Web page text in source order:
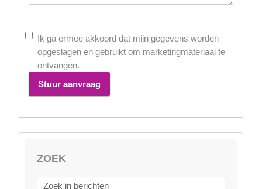
Ik ga ermee akkoord dat mijn gegevens worden
opgeslagen en gebruikt om marketingmateriaal te
ontvangen.
Stuur aanvraag
ZOEK